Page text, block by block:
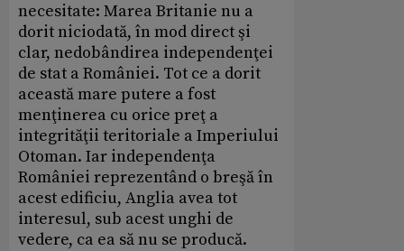
necesitate: Marea Britanie nu a
dorit niciodată, în mod direct şi
clar, nedobândirea independenţei
de stat a României. Tot ce a dorit
această mare putere a fost
menţinerea cu orice preţ a
integrităţii teritoriale a Imperiului
Otoman. Iar independenţa
României reprezentând o breşă în
acest edificiu, Anglia avea tot
interesul, sub acest unghi de
vedere, ca ea să nu se producă.